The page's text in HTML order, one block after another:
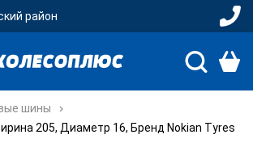
район
шины
205, Диаметр 16, Бренд Nokian Tyres